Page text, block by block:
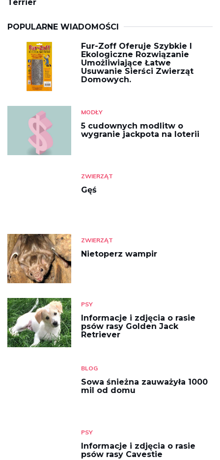
Terrier
POPULARNE WIADOMOŚCI
Fur-Zoff Oferuje Szybkie I
Ekologiczne Rozwiązanie
Umożliwiające Łatwe
Usuwanie Sierści Zwierząt
Domowych.
MODŁY
5 cudownych modlitw o
wygranie jackpota na loterii
ZWIERZĄT
Gęś
ZWIERZĄT
Nietoperz wampir
PSY
Informacje i zdjęcia o rasie
psów rasy Golden Jack
Retriever
BLOG
Sowa śnieżna zauważyła 1000
mil od domu
PSY
Informacje i zdjęcia o rasie
psów rasy Cavestie